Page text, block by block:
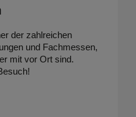
der zahlreichen
und Fachmessen,
mit vor Ort sind.